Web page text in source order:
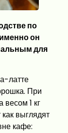
по
он
для
латте
При
весом 1 кг
выглядят
кафе: